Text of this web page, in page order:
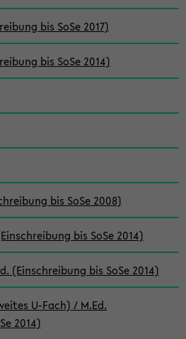
bis SoSe 2017)
bis SoSe 2014)
bis SoSe 2008)
bis SoSe 2014)
(Einschreibung bis SoSe 2014)
U-Fach) / M.Ed.
2014)